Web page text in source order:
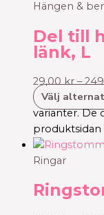
Hängen &
Del till
länk, L
29,00kr –
Välj
varianter. De
produktsidan
Ringar